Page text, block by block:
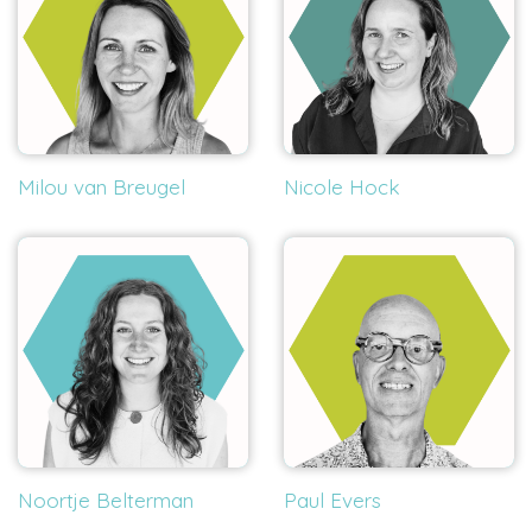
Milou van Breugel Nicole Hock
Noortje Belterman Paul Evers